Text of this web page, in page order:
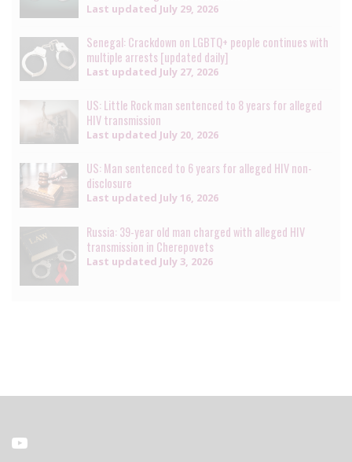
Last updated July 29, 2026
Senegal: Crackdown on LGBTQ+ people continues with
multiple arrests [updated daily]
Last updated July 27, 2026
US: Little Rock man sentenced to 8 years for alleged
HIV transmission
Last updated July 20, 2026
US: Man sentenced to 6 years for alleged HIV non-
disclosure
Last updated July 16, 2026
Russia: 39-year old man charged with alleged HIV
transmission in Cherepovets
Last updated July 3, 2026